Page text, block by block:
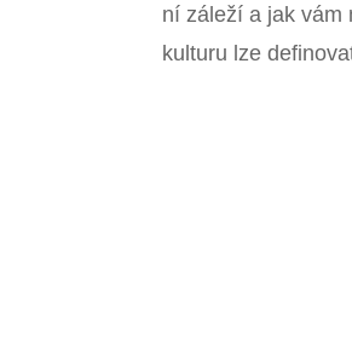
ní záleží a jak vám
kulturu lze